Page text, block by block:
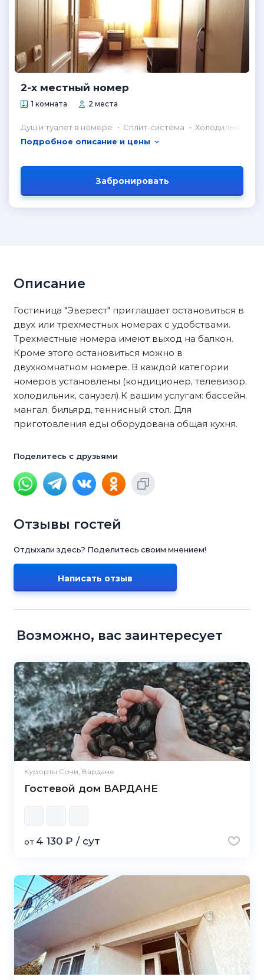
2-х местный номер
1 комната 2 места
Душ и туалет в номере Сплит-система
Холодильник в
Подробное описание и цены
Забронировать
Описание
Гостиница "Эверест" приглашает остановиться в
двух или трехместных номерах с удобствами.
Трехместные номера имеют выход на балкон.
Кроме этого остановиться можно в
двухкомнатном номере. В каждой категории
номеров установлены (кондиционер, телевизор,
холодильник, санузел).К вашим услугам: бассейн,
мангал, бильярд, теннисный стол. Для
приготовления еды оборудована общая кухня.
Поделитесь с друзьями
Отзывы гостей
Отдыхали здесь? Поделитесь своим мнением!
Написать отзыв
Возможно, вас заинтересует
Курорты Сочи, Вардане
Гостевой дом ВАРДАНЕ
от 4 130 ₽ / сут